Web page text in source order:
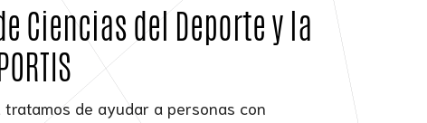
Ciencias del Deporte y la
tratamos de ayudar a personas con